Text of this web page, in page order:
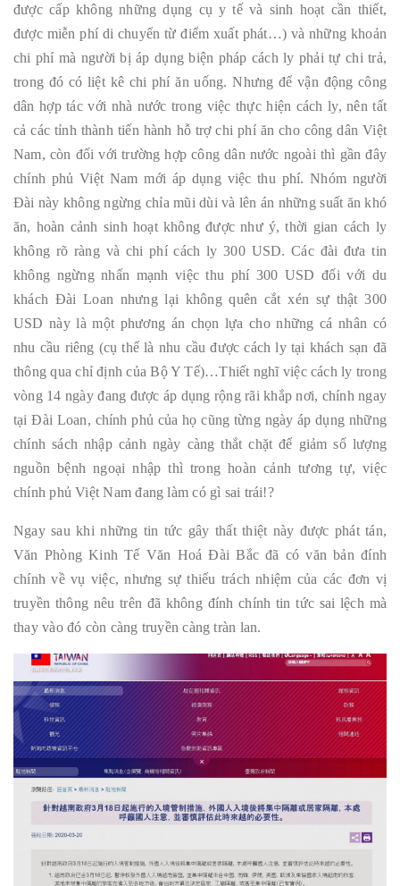
được cấp không những dụng cụ y tế và sinh hoạt cần thiết,
được miễn phí di chuyển từ điểm xuất phát…) và những khoản
chi phí mà người bị áp dụng biện pháp cách ly phải tự chi trả,
trong đó có liệt kê chi phí ăn uống. Nhưng để vận động công
dân hợp tác với nhà nước trong việc thực hiện cách ly, nên tất
cả các tỉnh thành tiến hành hỗ trợ chi phí ăn cho công dân Việt
Nam, còn đối với trường hợp công dân nước ngoài thì gần đây
chính phủ Việt Nam mới áp dụng việc thu phí. Nhóm người
Đài này không ngừng chỉa mũi dùi và lên án những suất ăn khó
ăn, hoàn cảnh sinh hoạt không được như ý, thời gian cách ly
không rõ ràng và chi phí cách ly 300 USD. Các đài đưa tin
không ngừng nhấn mạnh việc thu phí 300 USD đối với du
khách Đài Loan nhưng lại không quên cắt xén sự thật 300
USD này là một phương án chọn lựa cho những cá nhân có
nhu cầu riêng (cụ thể là nhu cầu được cách ly tại khách sạn đã
thông qua chỉ định của Bộ Y Tế)…Thiết nghĩ việc cách ly trong
vòng 14 ngày đang được áp dụng rộng rãi khắp nơi, chính ngay
tại Đài Loan, chính phủ của họ cũng từng ngày áp dụng những
chính sách nhập cảnh ngày càng thắt chặt để giảm số lượng
nguồn bệnh ngoại nhập thì trong hoàn cảnh tương tự, việc
chính phủ Việt Nam đang làm có gì sai trái!?
Ngay sau khi những tin tức gây thất thiệt này được phát tán,
Văn Phòng Kinh Tế Văn Hoá Đài Bắc đã có văn bản đính
chính về vụ việc, nhưng sự thiếu trách nhiệm của các đơn vị
truyền thông nêu trên đã không đính chính tin tức sai lệch mà
thay vào đó còn càng truyền càng tràn lan.